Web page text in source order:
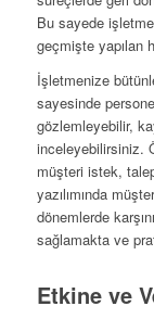
Bu sayede
geçmişte yapılan
İşletmenize
sayesinde
gözlemleyebilir,
inceleyebilirsiniz.
müşteri istek,
yazılımında
dönemlerde
sağlamakta ve
Etkine ve